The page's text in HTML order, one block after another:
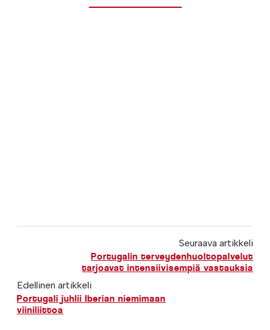
Seuraava artikkeli
Portugalin terveydenhuoltopalvelut
tarjoavat intensiivisempiä vastauksia
Edellinen artikkeli
Portugali juhlii Iberian niemimaan
viiniliittoa